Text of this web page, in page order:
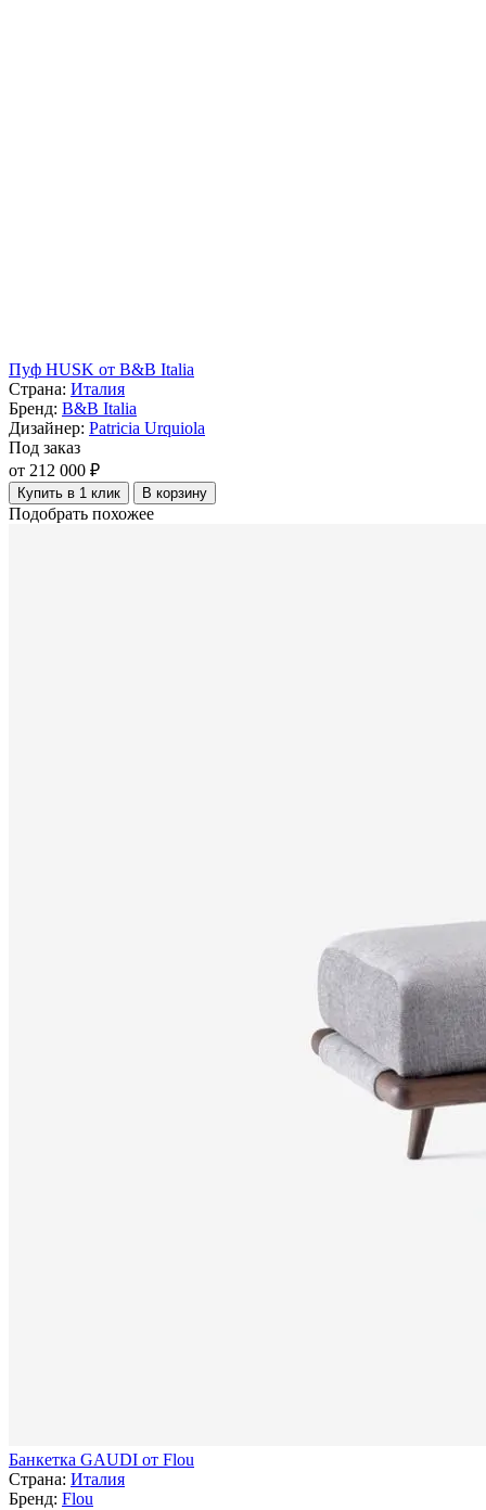
Пуф HUSK от B&B Italia
Страна: Италия
Бренд: B&B Italia
Дизайнер: Patricia Urquiola
Под заказ
от 212 000 ₽
Купить в 1 клик В корзину
Подобрать похожее
Банкетка GAUDI от Flou
Страна: Италия
Бренд: Flou